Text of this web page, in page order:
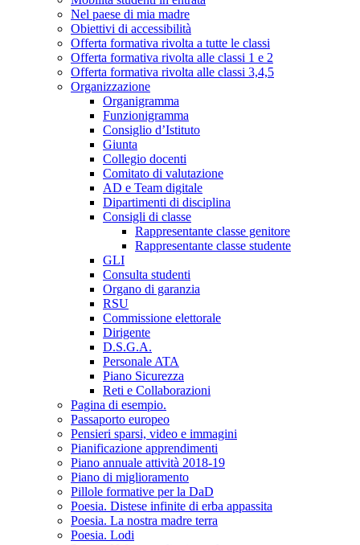
Nel paese di mia madre
Obiettivi di accessibilità
Offerta formativa rivolta a tutte le classi
Offerta formativa rivolta alle classi 1 e 2
Offerta formativa rivolta alle classi 3,4,5
Organizzazione
Organigramma
Funzionigramma
Consiglio d’Istituto
Giunta
Collegio docenti
Comitato di valutazione
AD e Team digitale
Dipartimenti di disciplina
Consigli di classe
Rappresentante classe genitore
Rappresentante classe studente
GLI
Consulta studenti
Organo di garanzia
RSU
Commissione elettorale
Dirigente
D.S.G.A.
Personale ATA
Piano Sicurezza
Reti e Collaborazioni
Pagina di esempio.
Passaporto europeo
Pensieri sparsi, video e immagini
Pianificazione apprendimenti
Piano annuale attività 2018-19
Piano di miglioramento
Pillole formative per la DaD
Poesia. Distese infinite di erba appassita
Poesia. La nostra madre terra
Poesia. Lodi